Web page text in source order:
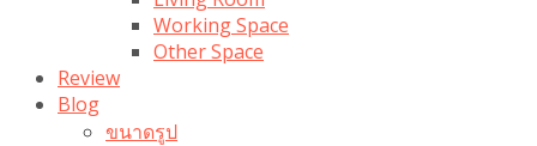
Working Space
Other Space
Review
Blog
ขนาดรูป